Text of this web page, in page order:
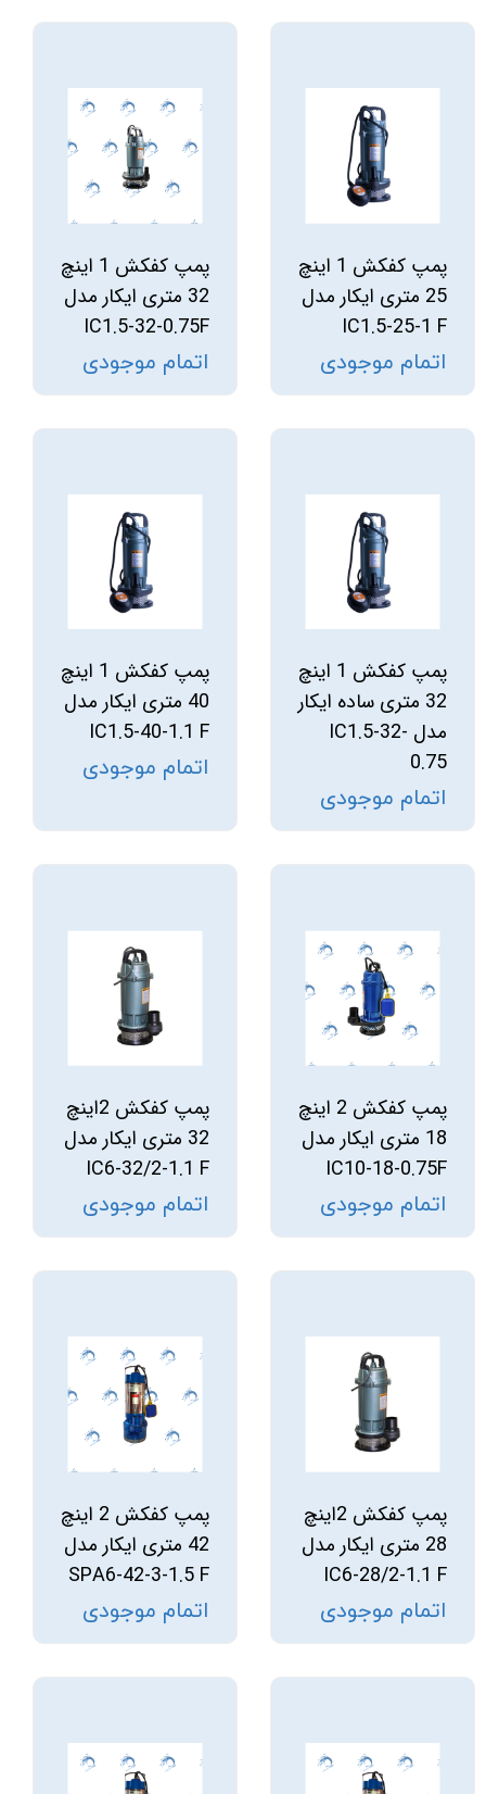
پمپ کفکش 1 اینچ
25 متری ایکار مدل
IC1.5-25-1 F
اتمام موجودی
پمپ کفکش 1 اینچ
32 متری ایکار مدل
IC1.5-32-0.75F
اتمام موجودی
پمپ کفکش 1 اینچ
32 متری ساده ایکار
مدل IC1.5-32-
0.75
اتمام موجودی
پمپ کفکش 1 اینچ
40 متری ایکار مدل
IC1.5-40-1.1 F
اتمام موجودی
پمپ کفکش 2 اینچ
18 متری ایکار مدل
IC10-18-0.75F
اتمام موجودی
پمپ کفکش 2اینچ
32 متری ایکار مدل
IC6-32/2-1.1 F
اتمام موجودی
پمپ کفکش 2اینچ
28 متری ایکار مدل
IC6-28/2-1.1 F
اتمام موجودی
پمپ کفکش 2 اینچ
42 متری ایکار مدل
SPA6-42-3-1.5 F
اتمام موجودی